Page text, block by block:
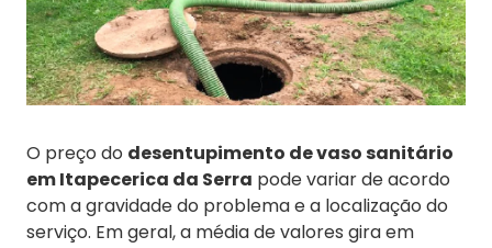
O preço do desentupimento de vaso sanitário
em Itapecerica da Serra pode variar de acordo
com a gravidade do problema e a localização do
serviço. Em geral, a média de valores gira em